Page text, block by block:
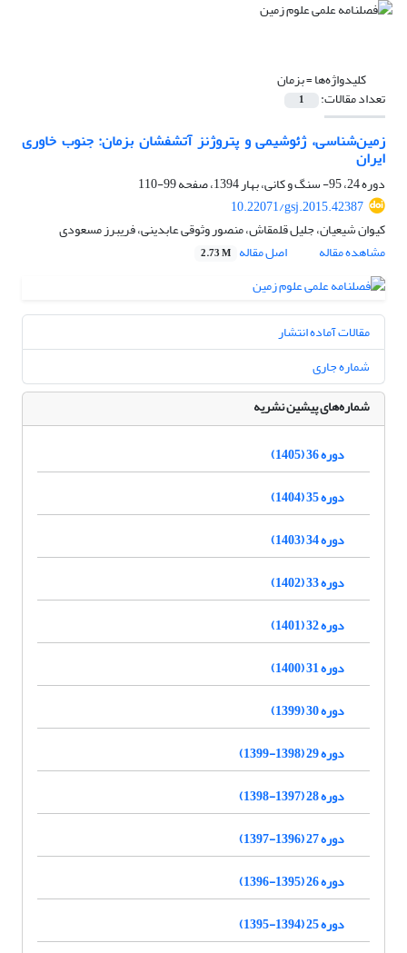
کلیدواژه‌ها =بزمان
تعداد مقالات: 1
زمین‌شناسی، ژئوشیمی و پتروژنز آتشفشان‌ بزمان: جنوب خاوری
ایران
دوره 24، 95- سنگ و کانی، بهار 1394، صفحه
99-110
10.22071/gsj.2015.42387
کیوان شیعیان، جلیل قلمقاش، منصور وثوقی عابدینی، فریبرز مسعودی
مشاهده مقاله
اصل مقاله 2.73 M
مقالات آماده انتشار
شماره جاری
شماره‌های پیشین نشریه
دوره 36 (1405)
دوره 35 (1404)
دوره 34 (1403)
دوره 33 (1402)
دوره 32 (1401)
دوره 31 (1400)
دوره 30 (1399)
دوره 29 (1398-1399)
دوره 28 (1397-1398)
دوره 27 (1396-1397)
دوره 26 (1395-1396)
دوره 25 (1394-1395)